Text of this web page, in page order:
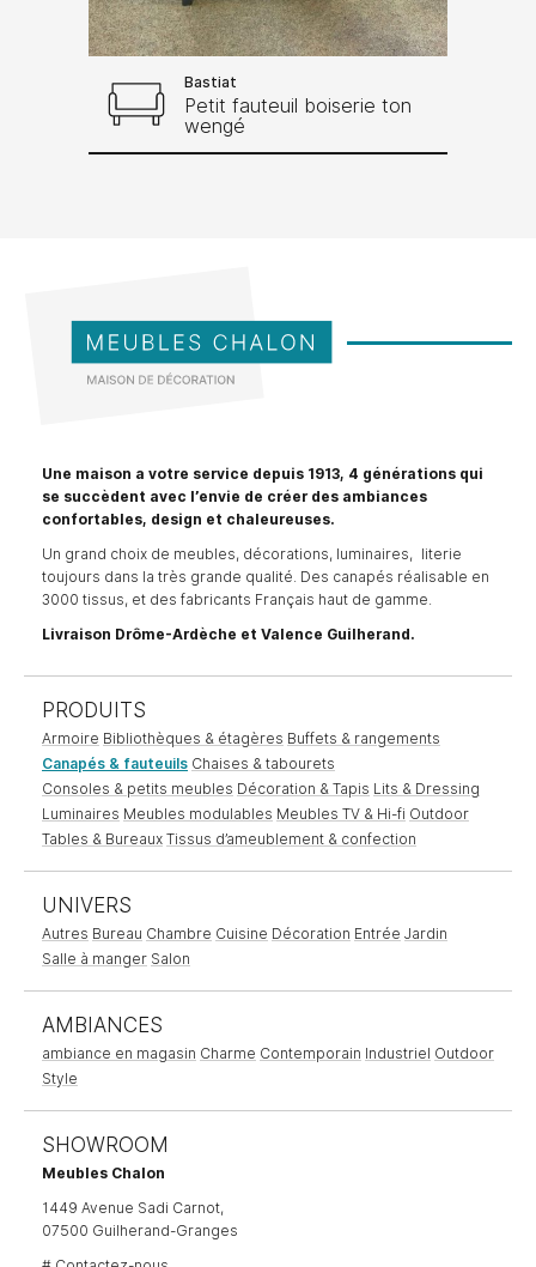
Bastiat
Petit fauteuil boiserie ton
wengé
Une maison a votre service depuis 1913, 4 générations qui
se succèdent avec l’envie de créer des ambiances
confortables, design et chaleureuses.
Un grand choix de meubles, décorations, luminaires, literie
toujours dans la très grande qualité. Des canapés réalisable en
3000 tissus, et des fabricants Français haut de gamme.
Livraison Drôme-Ardèche et Valence Guilherand.
PRODUITS
Armoire Bibliothèques & étagères Buffets & rangements
Canapés & fauteuils Chaises & tabourets
Consoles & petits meubles Décoration & Tapis Lits & Dressing
Luminaires Meubles modulables Meubles TV & Hi-fi Outdoor
Tables & Bureaux Tissus d’ameublement & confection
UNIVERS
Autres Bureau Chambre Cuisine Décoration Entrée Jardin
Salle à manger Salon
AMBIANCES
ambiance en magasin Charme Contemporain Industriel Outdoor
Style
SHOWROOM
Meubles Chalon
1449 Avenue Sadi Carnot,
07500 Guilherand-Granges